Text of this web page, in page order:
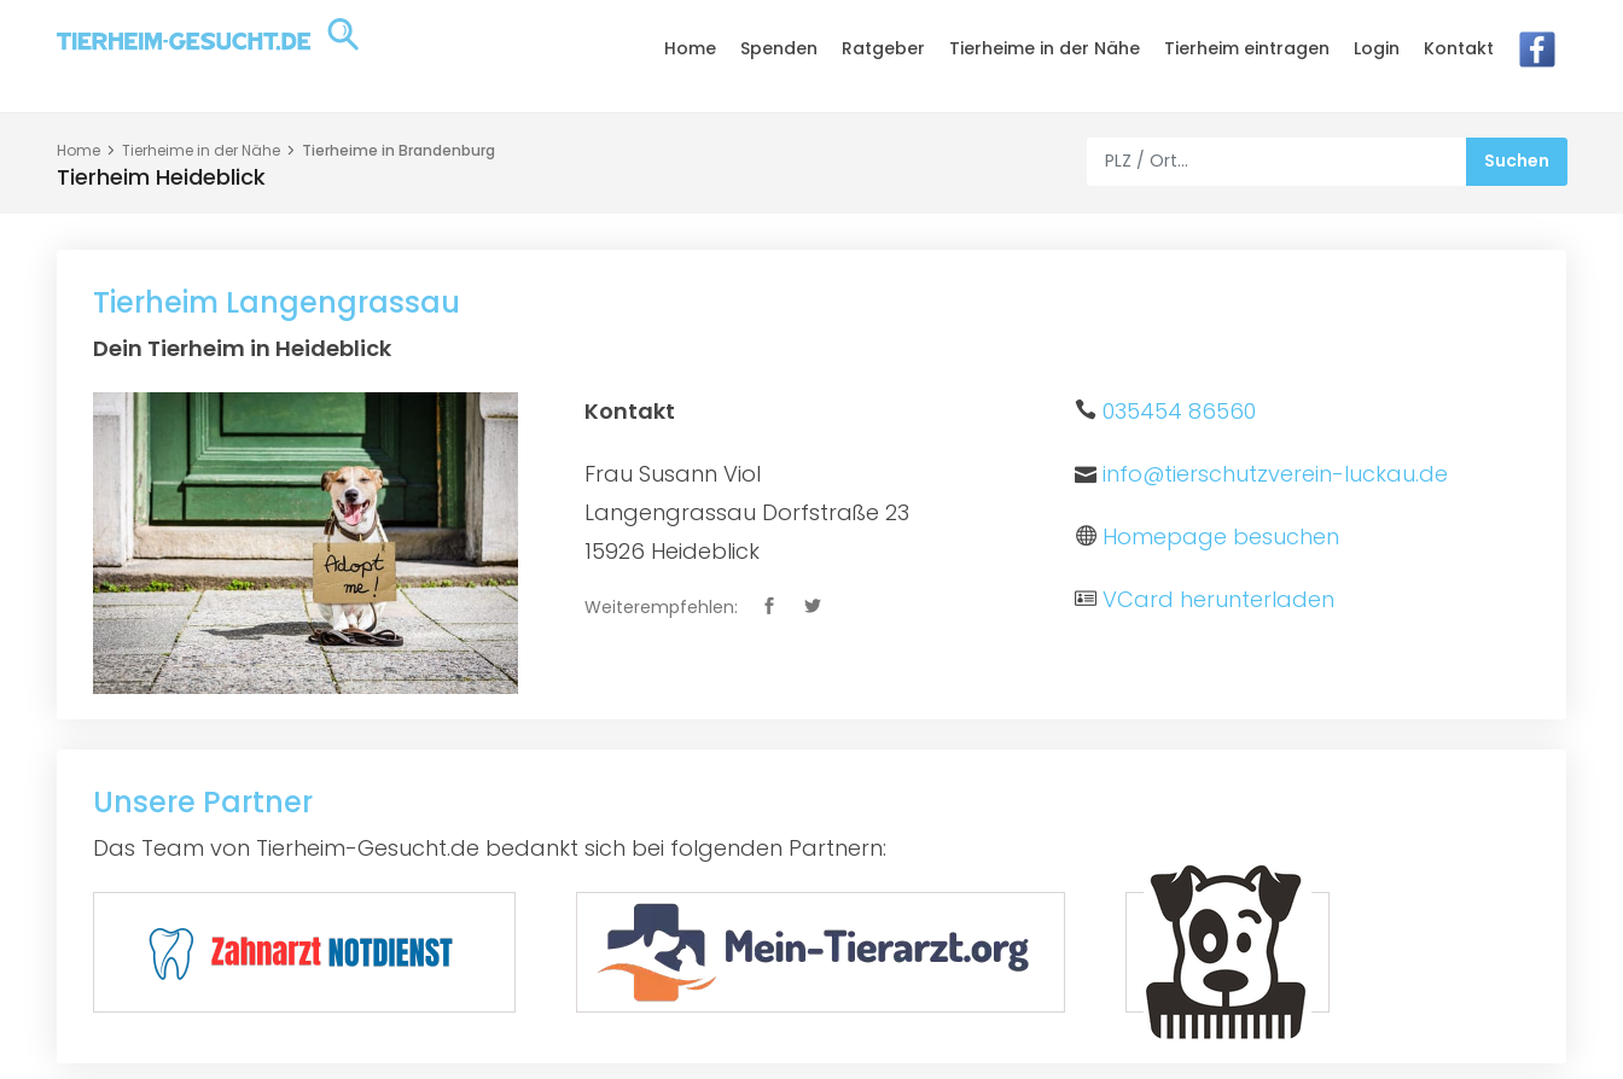
Home Spenden Ratgeber Tierheime in der Nähe Tierheim eintragen Login Kontakt
Home Tierheime in der Nähe Tierheime in Brandenburg
Tierheim Heideblick
Tierheim Langengrassau
Dein Tierheim in Heideblick
Kontakt
Frau Susann Viol
Langengrassau Dorfstraße 23
15926 Heideblick
Weiterempfehlen:
035454 86560
info@tierschutzverein-luckau.de
Homepage besuchen
VCard herunterladen
Unsere Partner
Das Team von Tierheim-Gesucht.de bedankt sich bei folgenden Partnern: